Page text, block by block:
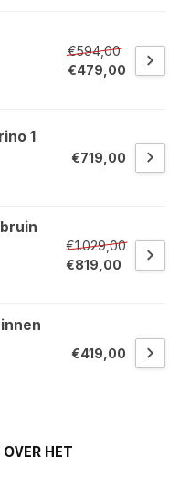
€594,00
€479,00
1
€719,00
€1.029,00
€819,00
€419,00
HET